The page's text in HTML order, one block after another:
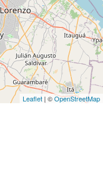
Leaflet | ©OpenStreetMap